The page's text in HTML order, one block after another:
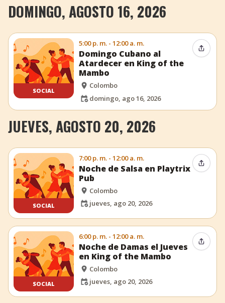
DOMINGO, AGOSTO 16, 2026
SOCIAL
5:00 p. m. - 12:00 a. m.
Domingo Cubano al
Atardecer en King of the
Mambo
Colombo
domingo, ago 16, 2026
JUEVES, AGOSTO 20, 2026
SOCIAL
7:00 p. m. - 12:00 a. m.
Noche de Salsa en Playtrix
Pub
Colombo
jueves, ago 20, 2026
SOCIAL
6:00 p. m. - 12:00 a. m.
Noche de Damas el Jueves
en King of the Mambo
Colombo
jueves, ago 20, 2026